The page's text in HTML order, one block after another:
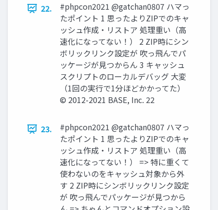
22.
#phpcon2021 @gatchan0807 ハマっ
たポイント 1 思ったよりZIPでのキャ
ッシュ作成・リストア 処理重い（高
速化になってない！） 2 ZIP時にシン
ボリックリンク設定が 吹っ飛んでパ
ッケージが見つからん 3 キャッシュ
スクリプトのローカルデバッグ 大変
（1回の実行で1分ほどかかってた）
© 2012-2021 BASE, Inc. 22
23.
#phpcon2021 @gatchan0807 ハマっ
たポイント 1 思ったよりZIPでのキャ
ッシュ作成・リストア 処理重い（高
速化になってない！） => 特に重くて
使わないのをキャッシュ対象から外
す 2 ZIP時にシンボリックリンク設定
が 吹っ飛んでパッケージが見つから